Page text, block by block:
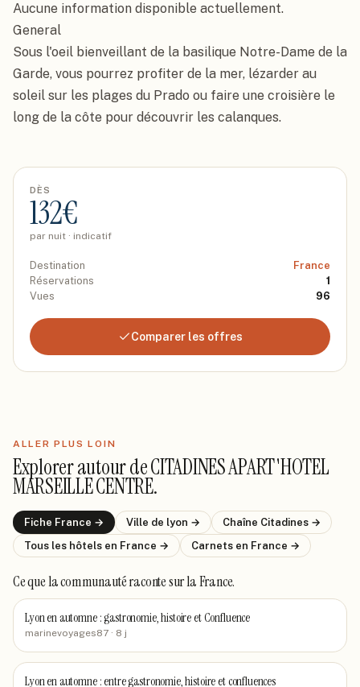
Aucune information disponible actuellement.
General
Sous l'oeil bienveillant de la basilique Notre-Dame de la
Garde, vous pourrez profiter de la mer, lézarder au
soleil sur les plages du Prado ou faire une croisière le
long de la côte pour découvrir les calanques.
DÈS
132€
par nuit · indicatif
Destination
France
Réservations
1
Vues
96
Comparer les offres
ALLER PLUS LOIN
Explorer autour deCITADINES APART'HOTEL
MARSEILLE CENTRE.
Fiche France → Ville de lyon → Chaîne Citadines →
Tous les hôtels en France → Carnets en France →
Ce que la communauté racontesur la France.
Lyon en automne : gastronomie, histoire et Confluence
marinevoyages87 · 8 j
Lyon en automne : entre gastronomie, histoire et confluences